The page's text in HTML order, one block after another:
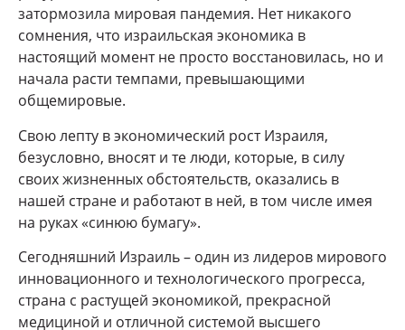
затормозила мировая пандемия. Нет никакого
сомнения, что израильская экономика в
настоящий момент не просто восстановилась, но и
начала расти темпами, превышающими
общемировые.
Свою лепту в экономический рост Израиля,
безусловно, вносят и те люди, которые, в силу
своих жизненных обстоятельств, оказались в
нашей стране и работают в ней, в том числе имея
на руках «синюю бумагу».
Сегодняшний Израиль – один из лидеров мирового
инновационного и технологического прогресса,
страна с растущей экономикой, прекрасной
медициной и отличной системой высшего